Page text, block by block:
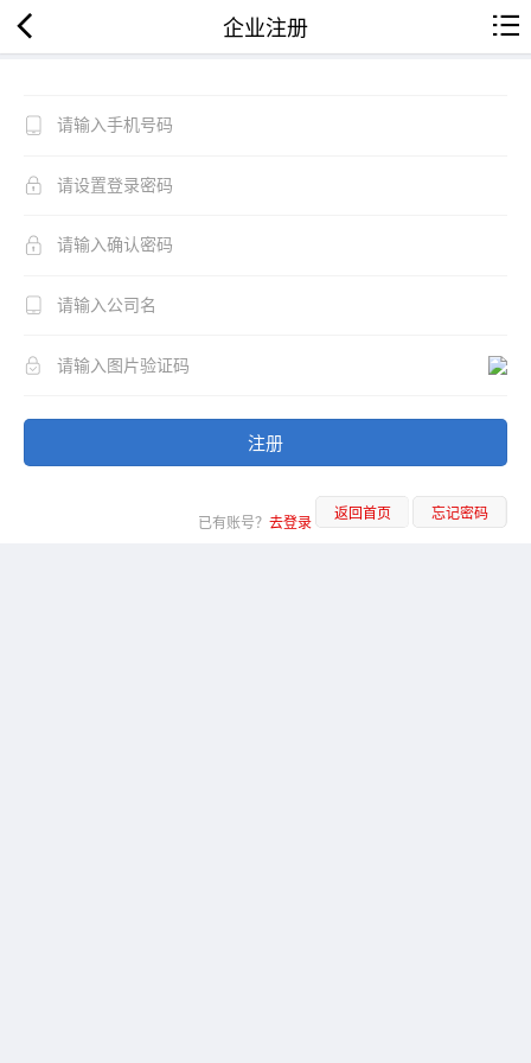
企业注册
注册
已有账号？ 去登录 返回首页 忘记密码